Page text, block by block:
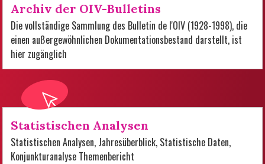
Archiv der OIV-Bulletins
Die vollständige Sammlung des Bulletin de l'OIV (1928-1998), die
einen außergewöhnlichen Dokumentationsbestand darstellt, ist
hier zugänglich
Statistischen Analysen
Statistischen Analysen, Jahresüberblick, Statistische Daten,
Konjunkturanalyse Themenbericht